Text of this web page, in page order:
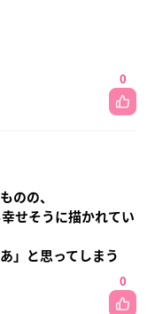
0
のの、
せそうに描かれてい
」と思ってしまう
0